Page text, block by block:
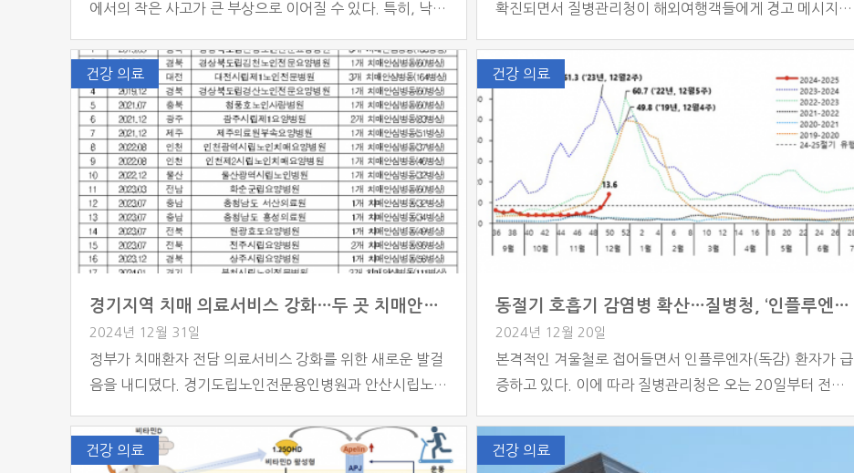
에서의 작은 사고가 큰 부상으로 이어질 수 있다. 특히, 낙상
에까지 이르게 하는 위험 요인으로 주목받고 있다. 정부와
의료 전문가들은 100세 시대에 건강한 노화를 위해 낙상 예
방을 위한 체계적인 운동 프로그램을 강조하고 있다. 낙상의
주요 원인과 예방 필요성 낙상은 단순히 발을 […]
확진되면서 질병관리청이 해외여행객들에게 경고 메시지를
히 동남아와 서태평양 지역에서의 발병률이 높아 해외여행
전 백신 접종이 필수적이라는 목소리가 높아지고 있다. 서울
의 한 의료기관에서 만난 소아청소년과 전문의 정윤석 씨는
최근 1세 미만 영아가 홍역에 감염되어 병원에 내원한 사례
를 전하며 “영유아는 면역체계가 […]
건강 의료
경기지역 치매 의료서비스 강화…두 곳 치매안심병원 추가 지정
2024년 12월 31일
정부가 치매환자 전담 의료서비스 강화를 위한 새로운 발걸
음을 내디뎠다. 경기도립노인전문용인병원과 안산시립노인
복지부는 이 두 병원의 추가 지정이 경기 지역 중증 치매환
자들의 의료 접근성과 편의성을 크게 높일 것으로 기대하고
건강 의료
동절기 호흡기 감염병 확산…질병청, ‘인플루엔자 유행주의보’ 발령
2024년 12월 20일
본격적인 겨울철로 접어들면서 인플루엔자(독감) 환자가 급
증하고 있다. 이에 따라 질병관리청은 오는 20일부터 전국
치는 최근 인플루엔자 의사환자가 유행기준을 초과하고, 특
히 청소년과 어린이층에서 발생이 두드러지면서 결정됐다.
건강 의료 건강 의료